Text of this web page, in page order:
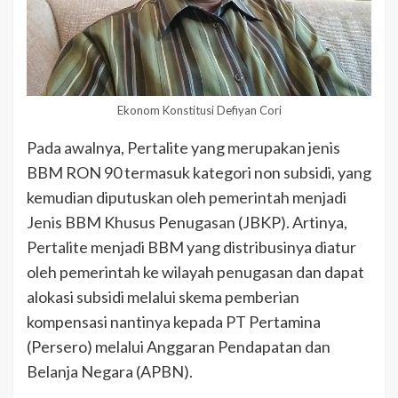
Ekonom Konstitusi Defiyan Cori
Pada awalnya, Pertalite yang merupakan jenis
BBM RON 90 termasuk kategori non subsidi, yang
kemudian diputuskan oleh pemerintah menjadi
Jenis BBM Khusus Penugasan (JBKP). Artinya,
Pertalite menjadi BBM yang distribusinya diatur
oleh pemerintah ke wilayah penugasan dan dapat
alokasi subsidi melalui skema pemberian
kompensasi nantinya kepada PT Pertamina
(Persero) melalui Anggaran Pendapatan dan
Belanja Negara (APBN).